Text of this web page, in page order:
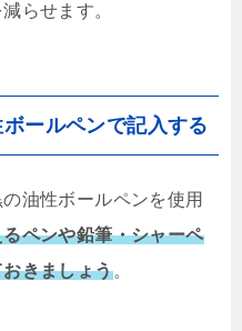
らせます。
ールペンで記入する
油性ボールペンを使用
ペンや鉛筆・シャーペ
きましょう。